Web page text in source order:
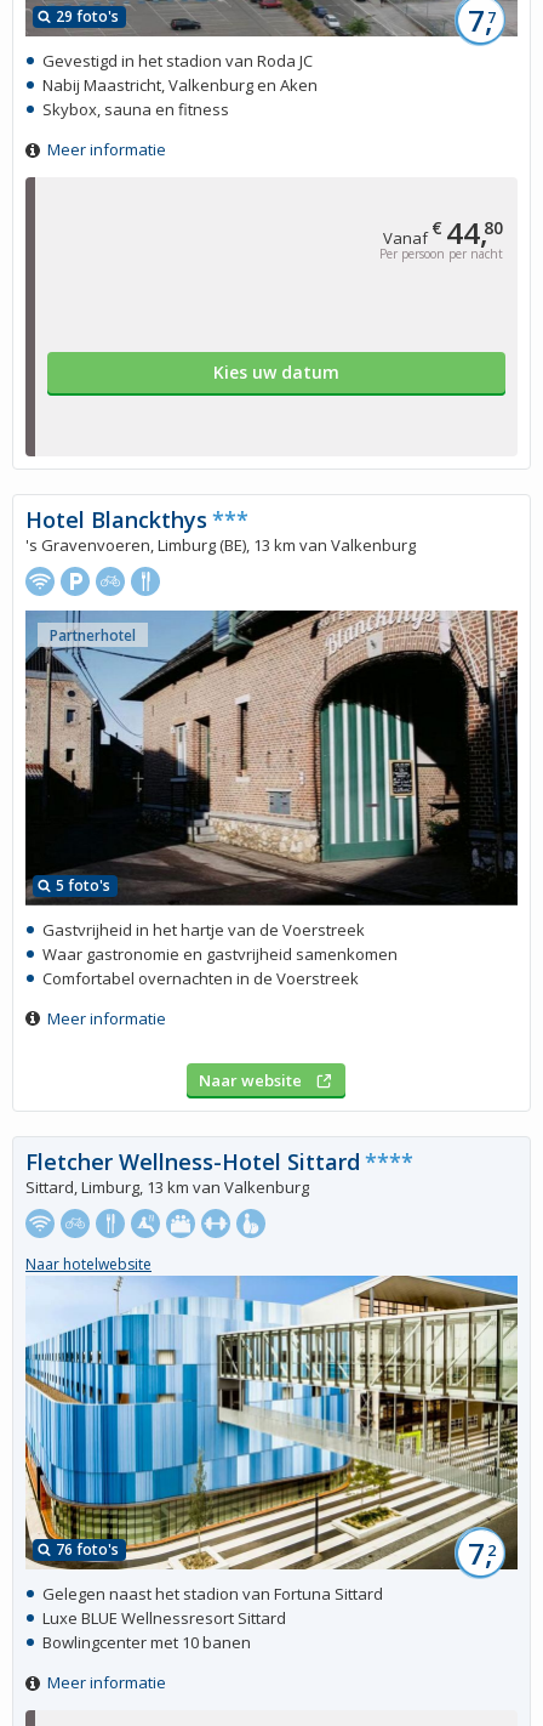
Vanaf€ 44,80
Per persoon per nacht
Kies uw datum
29 foto's 7,7
Gevestigd in het stadion van Roda JC
Nabij Maastricht, Valkenburg en Aken
Skybox, sauna en fitness
Meer informatie
5 foto's
Partnerhotel
Hotel Blanckthys ***
's Gravenvoeren, Limburg (BE), 13 km van Valkenburg
Gastvrijheid in het hartje van de Voerstreek
Waar gastronomie en gastvrijheid samenkomen
Comfortabel overnachten in de Voerstreek
Meer informatie
Naar website
76 foto's 7,2
Fletcher Wellness-Hotel Sittard ****
Sittard, Limburg, 13 km van Valkenburg
Naar hotelwebsite
Gelegen naast het stadion van Fortuna Sittard
Luxe BLUE Wellnessresort Sittard
Bowlingcenter met 10 banen
Meer informatie